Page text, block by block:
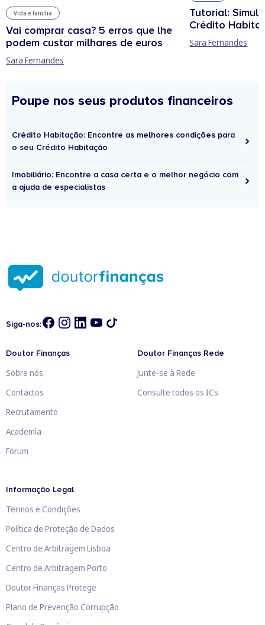
Vida e família
Vai comprar casa? 5 erros que lhe
podem custar milhares de euros
Sara Fernandes
Tutorial:
Crédito
Sara Fernandes
Poupe nos seus produtos financeiros
Crédito Habitação: Encontre as melhores condições para
o seu Crédito Habitação
Imobiliário: Encontre a casa certa e o melhor negócio com
a ajuda de especialistas
Siga-nos:
Doutor Finanças
Sobre nós
Contactos
Recrutamento
Academia
Fórum
Doutor Finanças Rede
Junte-se à Rede
Consulte todos os ICs
Informação Legal
Termos e Condições
Política de Proteção de Dados
Centro de Arbitragem Lisboa
Centro de Arbitragem Porto
Doutor Finanças Protege
Plano de Prevenção Corrupção